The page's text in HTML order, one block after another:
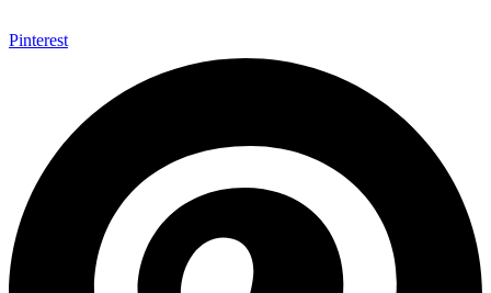
Pinterest